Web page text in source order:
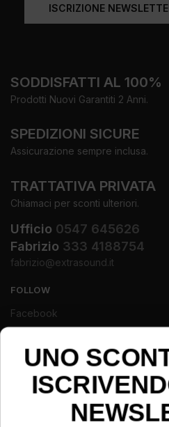
ISCRIZIONE
SODDISFATTI AL 100%
Prodotti Nuovi Garantiti 2 Anni.
SPEDIZIONI SICURE
Assicurazione sempre inclusa.
TRATTATIVA PRIVATA
Chiamaci per sconti ulteriori.
Ufficio 0547 645626
Fabrizio 333 4188754
fabrizio@extrasound.it
FOLLOW
Facebook
Instagram
Youtube
UNO